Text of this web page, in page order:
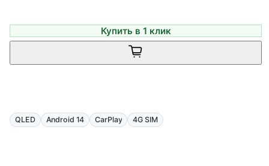
Купить в 1 клик
QLED Android 14 CarPlay 4G SIM